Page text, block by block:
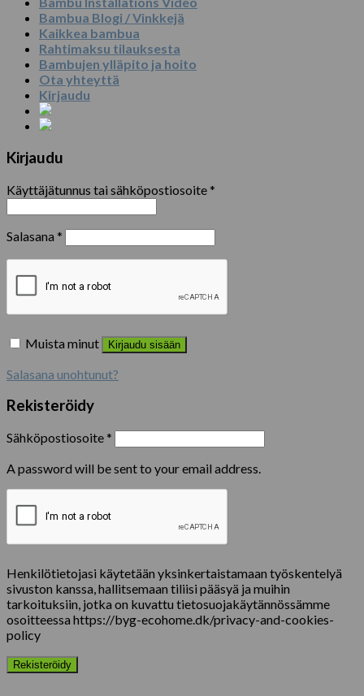
Bambua Blogi / Vinkkejä
Kaikkea bambua
Rahtimaksu tilauksesta
Bambujen ylläpito ja hoito
Ota yhteyttä
Kirjaudu
Kirjaudu
Käyttäjätunnus tai sähköpostiosoite*
Salasana *
Muista minut Kirjaudu sisään
Salasana unohtunut?
Rekisteröidy
Sähköpostiosoite*
A password will be sent to your email address.
Henkilötietojasi käytetään yksinkertaistamaan työskentelyä
sivuston kanssa, hallitsemaan tiliisi pääsyä ja muihin
tarkoituksiin, jotka on kuvattu tietosuojakäytännössämme
osoitteessa https://byg-ecohome.dk/privacy-and-cookies-
policy
Rekisteröidy